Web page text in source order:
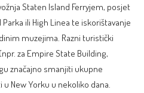
Staten Island Ferryjem, posjet
ili High Linea te iskorištavanje
muzejima. Razni turistički
za Empire State Building,
značajno smanjiti ukupne
New Yorku u nekoliko dana.​